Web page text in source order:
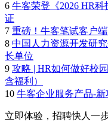
6 牛客荣登《2026 HR
证
7 重磅！牛客笔试客户
8 中国人力资源开发研
长单位
9 攻略 | HR如何做好校
含福利）
10 牛客企业服务产品-新
立即体验，招聘快人一